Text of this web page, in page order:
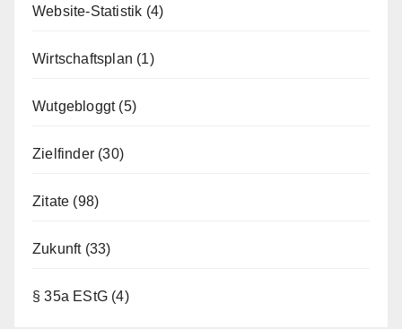
Website-Statistik (4)
Wirtschaftsplan (1)
Wutgebloggt(5)
Zielfinder (30)
Zitate (98)
Zukunft(33)
§ 35a EStG (4)